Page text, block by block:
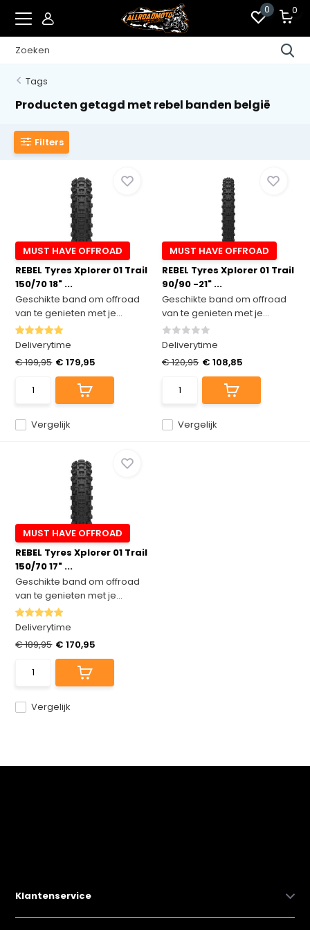
0 0
Tags
Producten getagd met rebel banden belgië
Filters
MUST HAVE OFFROAD
REBEL Tyres Xplorer 01 Trail
150/70 18" ...
Geschikte band om offroad
van te genieten met je...
Deliverytime
Vergelijk
€ 199,95 € 179,95
MUST HAVE OFFROAD
REBEL Tyres Xplorer 01 Trail
90/90 -21" ...
Geschikte band om offroad
van te genieten met je...
Deliverytime
Vergelijk
€ 120,95 € 108,85
MUST HAVE OFFROAD
REBEL Tyres Xplorer 01 Trail
150/70 17" ...
Geschikte band om offroad
van te genieten met je...
Deliverytime
Vergelijk
€ 189,95 € 170,95
Klantenservice